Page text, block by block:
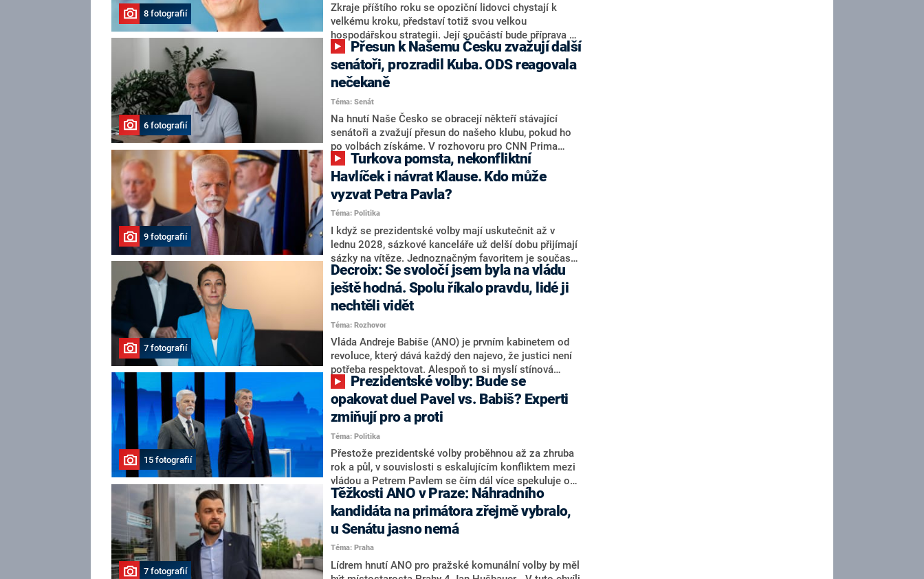
8 fotografií
Zkraje příštího roku se opoziční lidovci chystají k
velkému kroku, představí totiž svou velkou
hospodářskou strategii. Její součástí bude příprava na
stárnutí populace, řekl ve středu na setkání s novináři
nový předseda lidovců Jan Grolich. Ten zároveň v
senátních volbách kandiduje ve Vyškově. Popsal i
aktivitu opozice, o níž vládní strany nebo političtí
komentátoři mluví jako o slabé a v defenzivě. „Je to
úmorná práce upozorňovat na chyby vlády. Ministři s
námi navíc nechodí do debat. Chceme ale ukazovat
svoje témata,“ odpověděl Grolich na dotaz CNN Prima
NEWS.
6 fotografií
senátoři, prozradil Kuba. ODS reagovala
nečekaně
Téma: Senát
Na hnutí Naše Česko se obracejí někteří stávající
senátoři a zvažují přesun do našeho klubu, pokud ho
po volbách získáme. V rozhovoru pro CNN Prima
NEWS to řekl zakladatel hnutí a jihočeský hejtman
Martin Kuba. Konkrétní nebyl, ale získat by takto mohl
například senátora Zdeňka Hrabu, který je dnes
součástí klubu ODS a TOP 09. Hraba to na dotaz
redakce nevyloučil. Předseda klubu senátorů ODS
Zdeněk Nytra redakci řekl, že počítá s odchodem
některých senátorů z klubu a že Naše Česko není
nepřítel, ale soupeř.
9 fotografií
Havlíček i návrat Klause. Kdo může
vyzvat Petra Pavla?
Téma: Politika
I když se prezidentské volby mají uskutečnit až v
lednu 2028, sázkové kanceláře už delší dobu přijímají
sázky na vítěze. Jednoznačným favoritem je současná
hlava státu Petr Pavel. Daleko za ním pak bookmakeři
zmiňují dva výrazné politiky ANO, tedy premiéra
Andreje Babiše a ministra průmyslu Karla Havlíčka.
Oblíbeným tipem samotných sázkařů je poslanec za
Motoristy Filip Turek. Politolog Jan Kubáček nicméně
o případné kandidatuře kohokoliv ze zmíněné trojice
značně pochybuje. Podle něj současná koalice dosud
nemá osobu, která by Pavlovi mohla konkurovat.
7 fotografií
Decroix: Se svoločí jsem byla na vládu
ještě hodná. Spolu říkalo pravdu, lidé ji
nechtěli vidět
Téma: Rozhovor
Vláda Andreje Babiše (ANO) je prvním kabinetem od
revoluce, který dává každý den najevo, že justici není
potřeba respektovat. Alespoň to si myslí stínová
ministryně spravedlnosti ODS Eva Decroix. V
rozhovoru pro CNN Prima NEWS si nebrala servítky
ohledně politického výkonu svého nástupce Jeronýma
Tejce (za ANO) či vládní zmocněnkyně pro lidská
práva Taťány Malé (ANO). Označením „svoloč“ na
adresu vlády prý byla ještě hodná. Decroix se také
vrátila k volební porážce koalice Spolu či promluvila o
hnutí Naše Česko Martina Kuby.
15 fotografií
opakovat duel Pavel vs. Babiš? Experti
zmiňují pro a proti
Téma: Politika
Přestože prezidentské volby proběhnou až za zhruba
rok a půl, v souvislosti s eskalujícím konfliktem mezi
vládou a Petrem Pavlem se čím dál více spekuluje o
tom, koho by do bitvy o Hrad mohla vyslat současná
koalice. Někteří političtí komentátoři znovu vytahují
jméno premiéra Andreje Babiše (ANO). Jak moc je
pravděpodobné, že se v prezidentských volbách 2028
bude znovu opakovat souboj z roku 2023?
7 fotografií
Těžkosti ANO v Praze: Náhradního
kandidáta na primátora zřejmě vybralo,
u Senátu jasno nemá
Téma: Praha
Lídrem hnutí ANO pro pražské komunální volby by měl